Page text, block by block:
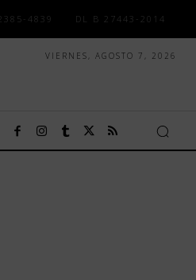
4839 DL B 27443-2014
VIERNES, AGOSTO 7, 2026